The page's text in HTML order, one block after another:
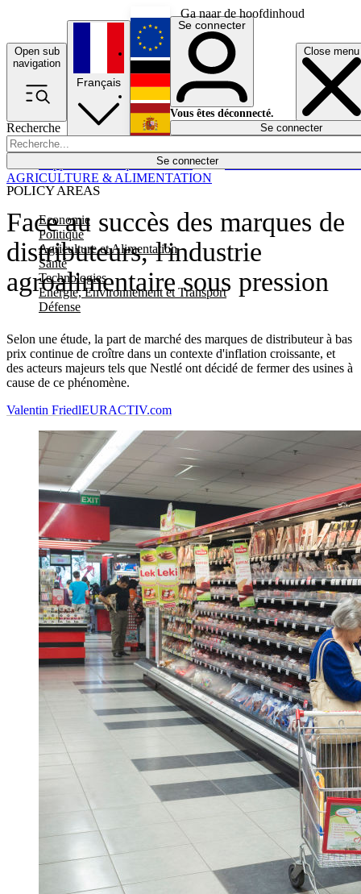
Ga naar de hoofdinhoud
Open sub
navigation
Close menu
Recherche
Se connecter
POLICY AREAS
Economie
Politique
Agriculture et Alimentation
Santé
Technologies
Energie, Environnement et Transport
Défense
Économie
Français
English
Deutsch
Español
Se connecter
Vous êtes déconnecté.
Se connecter
Face au succès des marques de
distributeurs, l'industrie
agroalimentaire sous pression
Selon une étude, la part de marché des marques de distributeur à bas
prix continue de croître dans un contexte d'inflation croissante, et
des acteurs majeurs tels que Nestlé ont décidé de fermer des usines à
cause de ce phénomène.
AGRICULTURE & ALIMENTATION
Valentin FriedlEURACTIV.com